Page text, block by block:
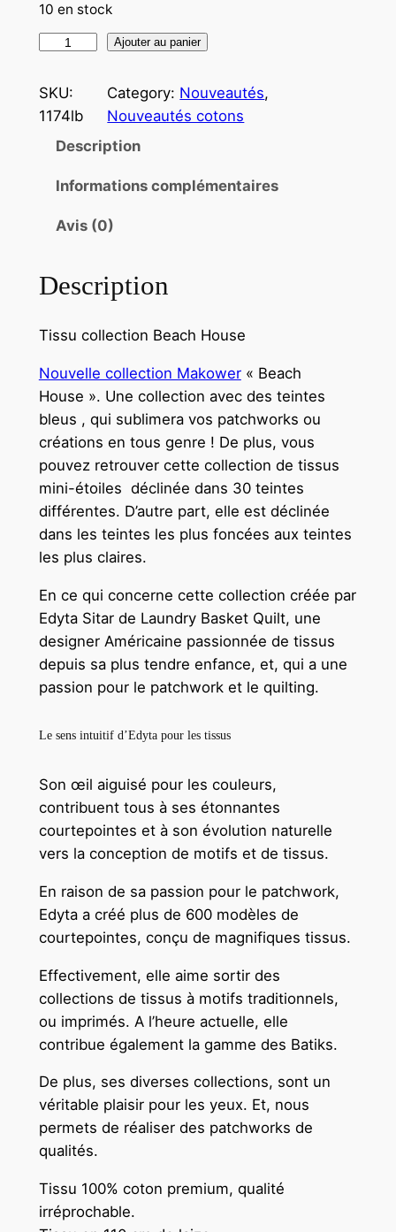
10 en stock
Ajouter au panier
SKU:
1174lb
Category: Nouveautés
Nouveautés cotons
Description
Informations complémentaires
Avis (0)
Description
Tissu collection Beach House
Nouvelle collection Makower« Beach
House ». Une collection avec des teintes
bleus , qui sublimera vos patchworks ou
créations en tous genre ! De plus, vous
pouvez retrouver cette collection de tissus
mini-étoiles déclinée dans 30 teintes
différentes. D’autre part, elle est déclinée
dans les teintes les plus foncées aux teintes
les plus claires.
En ce qui concerne cette collection créée par
Edyta Sitar de Laundry Basket Quilt, une
designer Américaine passionnée de tissus
depuis sa plus tendre enfance, et, qui a une
passion pour le patchwork et le quilting.
Le sens intuitif d’Edyta pour les tissus
Son œil aiguisé pour les couleurs,
contribuent tous à ses étonnantes
courtepointes et à son évolution naturelle
vers la conception de motifs et de tissus.
En raison de sa passion pour le patchwork,
Edyta a créé plus de 600 modèles de
courtepointes, conçu de magnifiques tissus.
Effectivement, elle aime sortir des
collections de tissus à motifs traditionnels,
ou imprimés. A l’heure actuelle, elle
contribue également la gamme des Batiks.
De plus, ses diverses collections, sont un
véritable plaisir pour les yeux. Et, nous
permets de réaliser des patchworks de
qualités.
Tissu 100% coton premium, qualité
irréprochable.